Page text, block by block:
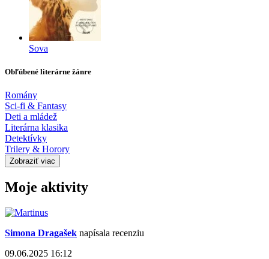
Sova
Obľúbené literárne žánre
Romány
Sci-fi & Fantasy
Deti a mládež
Literárna klasika
Detektívky
Trilery & Horory
Zobraziť viac
Moje aktivity
Simona Dragašek napísala recenziu
09.06.2025 16:12